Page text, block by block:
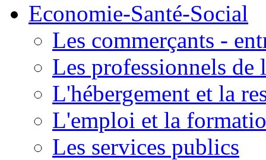
Economie-Santé-Social
Les commerçants -
Les professionnels de
L'hébergement et la
L'emploi et la
Les services publics